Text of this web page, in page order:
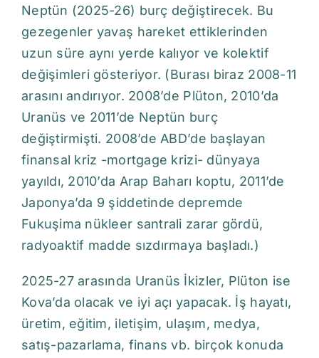
Neptün (2025-26) burç değiştirecek. Bu
gezegenler yavaş hareket ettiklerinden
uzun süre aynı yerde kalıyor ve kolektif
değişimleri gösteriyor. (Burası biraz 2008-11
arasını andırıyor. 2008’de Plüton, 2010’da
Uranüs ve 2011’de Neptün burç
değiştirmişti. 2008’de ABD’de başlayan
finansal kriz -mortgage krizi- dünyaya
yayıldı, 2010’da Arap Baharı koptu, 2011’de
Japonya’da 9 şiddetinde depremde
Fukuşima nükleer santrali zarar gördü,
radyoaktif madde sızdırmaya başladı.)
2025-27 arasında Uranüs İkizler, Plüton ise
Kova’da olacak ve iyi açı yapacak. İş hayatı,
üretim, eğitim, iletişim, ulaşım, medya,
satış-pazarlama, finans vb. birçok konuda